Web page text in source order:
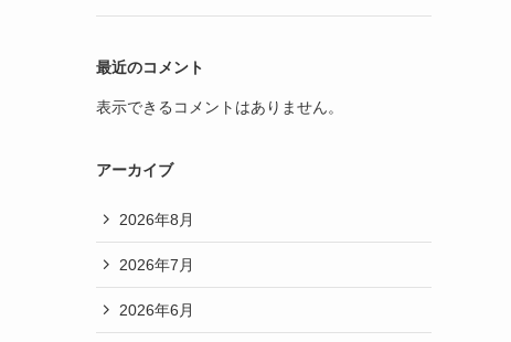
最近のコメント
表示できるコメントはありません。
アーカイブ
2026年8月
2026年7月
2026年6月